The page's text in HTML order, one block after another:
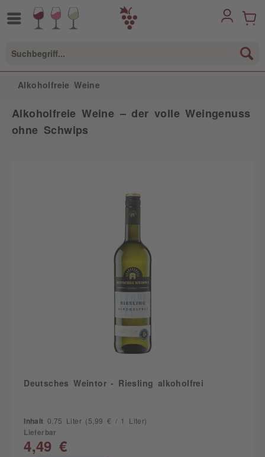
Alkoholfreie Weine
Alkoholfreie Weine – der volle Weingenuss
ohne Schwips
Deutsches Weintor - Riesling alkoholfrei
Inhalt 0.75 Liter (5,99 € / 1 Liter)
Lieferbar
4,49 €